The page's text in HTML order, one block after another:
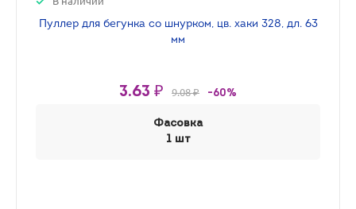
Пуллер для бегунка со шнурком, цв. хаки 328, дл. 63
мм
3.63 ₽ 9.08 ₽ -60%
Фасовка
1 шт